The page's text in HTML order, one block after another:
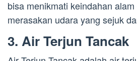
bisa menikmati keindahan
merasakan udara yang sejuk
3. Air Terjun Tancak